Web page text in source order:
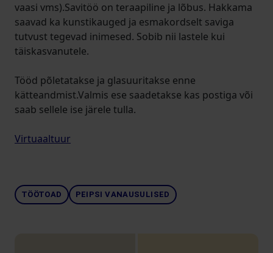
vaasi vms).Savitöö on teraapiline ja lõbus. Hakkama
saavad ka kunstikauged ja esmakordselt saviga
tutvust tegevad inimesed. Sobib nii lastele kui
täiskasvanutele.
Tööd põletatakse ja glasuuritakse enne
kätteandmist.Valmis ese saadetakse kas postiga või
saab sellele ise järele tulla.
Virtuaaltuur
TÖÖTOAD PEIPSI VANAUSULISED